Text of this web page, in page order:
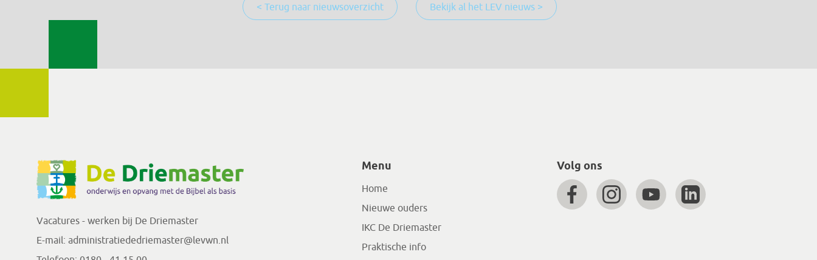
< Terug naar nieuwsoverzicht Bekijk al het LEV nieuws >
Vacatures - werken bij De Driemaster
E-mail: administratiededriemaster@levwn.nl
Menu
Home
Nieuwe ouders
IKC De Driemaster
Praktische info
Volg ons